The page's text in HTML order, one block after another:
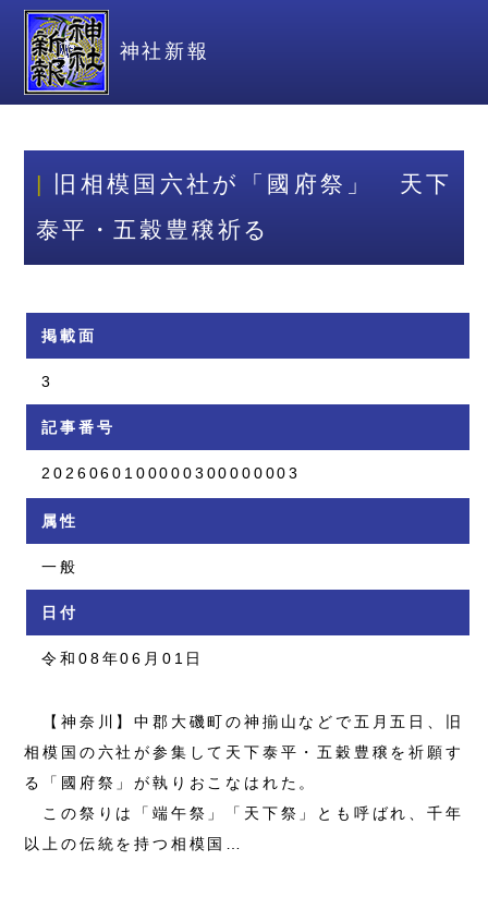
神社新報
旧相模国六社が「國府祭」 天下
泰平・五穀豊穣祈る
掲載面
3
記事番号
2026060100000300000003
属性
一般
日付
令和08年06月01日
【神奈川】中郡大磯町の神揃山などで五月五日、旧
相模国の六社が参集して天下泰平・五穀豊穣を祈願す
る「國府祭」が執りおこなはれた。
この祭りは「端午祭」「天下祭」とも呼ばれ、千年
以上の伝統を持つ相模国…